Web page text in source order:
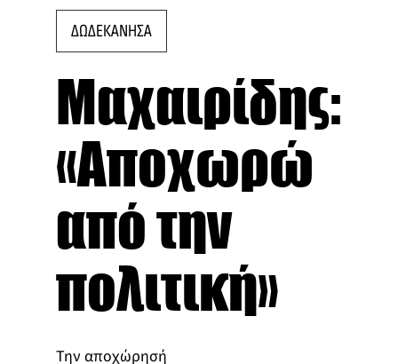
ΔΩΔΕΚΑΝΗΣΑ
Μαχαιρίδης:
«Αποχωρώ
από την
πολιτική»
Την αποχώρησή